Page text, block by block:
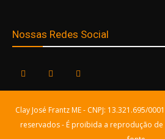
Nossas Redes Social
Clay José Frantz ME - CNPJ: 13.321.695/
reservados - É proibida a reprodução de